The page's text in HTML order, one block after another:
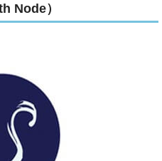
Node）